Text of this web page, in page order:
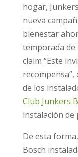
hogar,
nueva
bienestar
temporada
claim “Este
de los
Club Junkers
instalación de
De esta
Bosch